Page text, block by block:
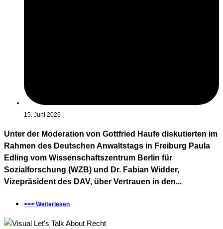
15. Juni 2026
Unter der Moderation von Gottfried Haufe diskutierten im
Rahmen des Deutschen Anwaltstags in Freiburg Paula
Edling vom Wissenschaftszentrum Berlin für
Sozialforschung (WZB) und Dr. Fabian Widder,
Vizepräsident des DAV, über Vertrauen in den...
>>> Weiterlesen